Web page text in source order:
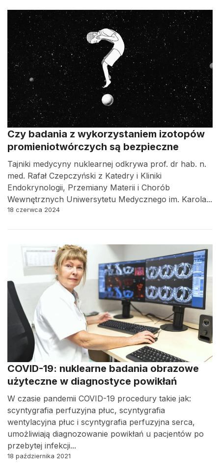
Czy badania z wykorzystaniem izotopów
promieniotwórczych są bezpieczne
Tajniki medycyny nuklearnej odkrywa prof. dr hab. n.
med. Rafał Czepczyński z Katedry i Kliniki
Endokrynologii, Przemiany Materii i Chorób
Wewnętrznych Uniwersytetu Medycznego im. Karola...
18 czerwca 2024
COVID-19: nuklearne badania obrazowe
użyteczne w diagnostyce powikłań
W czasie pandemii COVID-19 procedury takie jak:
scyntygrafia perfuzyjna płuc, scyntygrafia
wentylacyjna płuc i scyntygrafia perfuzyjna serca,
umożliwiają diagnozowanie powikłań u pacjentów po
przebytej infekcji...
18 października 2021